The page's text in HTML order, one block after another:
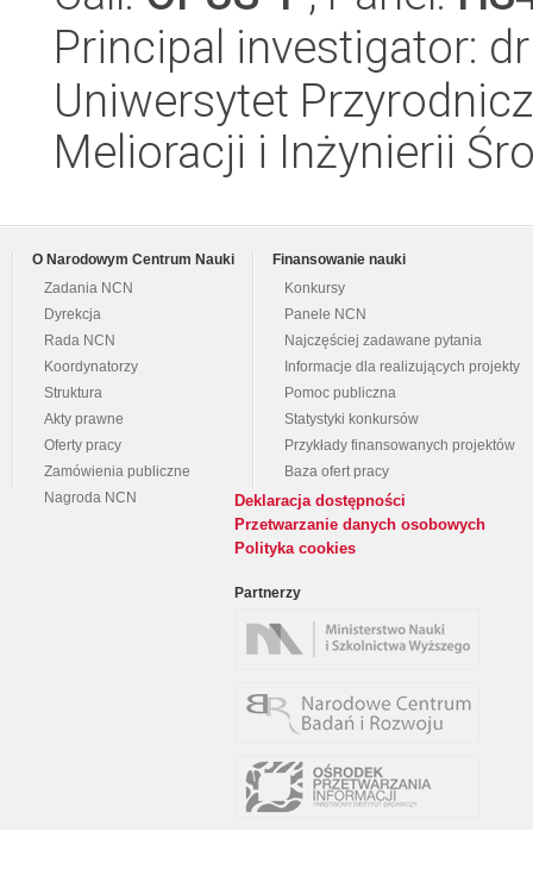
Principal investigator:
Uniwersytet
Melioracji i Inżynierii
O Narodowym Centrum Nauki
Zadania NCN
Dyrekcja
Rada NCN
Koordynatorzy
Struktura
Akty prawne
Oferty pracy
Zamówienia publiczne
Nagroda NCN
Finansowanie nauki
Konkursy
Panele NCN
Najczęściej zadawane pytania
Informacje dla realizujących projekty
Pomoc publiczna
Statystyki konkursów
Przykłady finansowanych projektów
Baza ofert pracy
Deklaracja dostępności
Przetwarzanie danych osobowych
Polityka cookies
Partnerzy